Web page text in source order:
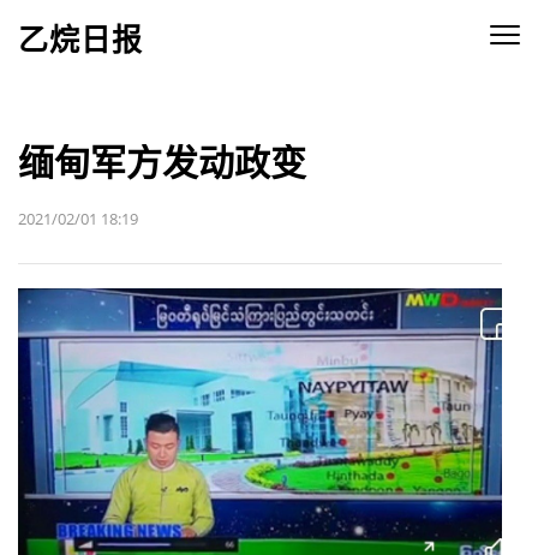
乙烷日报
缅甸军方发动政变
2021/02/01 18:19